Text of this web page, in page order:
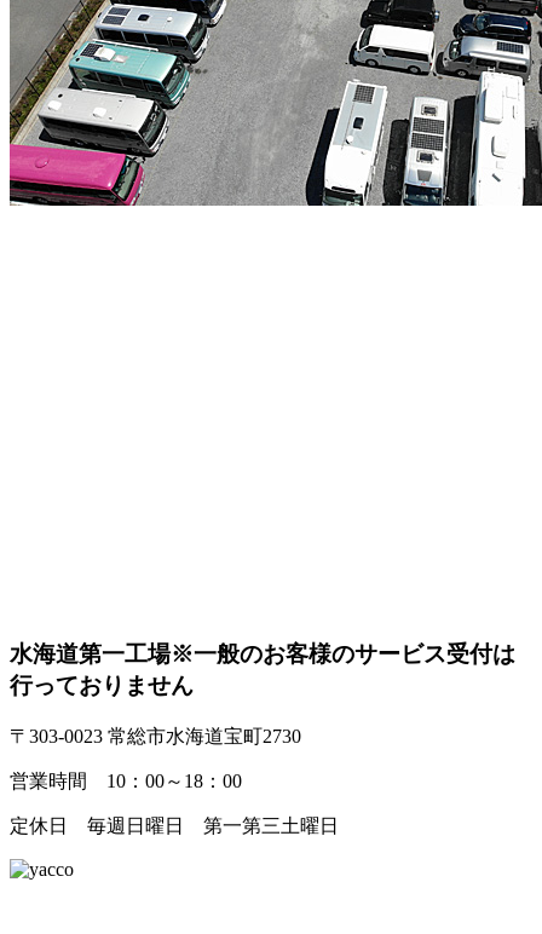
水海道第一工場※一般のお客様のサービス受付は
行っておりません
〒303-0023 常総市水海道宝町2730
営業時間 10：00～18：00
定休日 毎週日曜日 第一第三土曜日